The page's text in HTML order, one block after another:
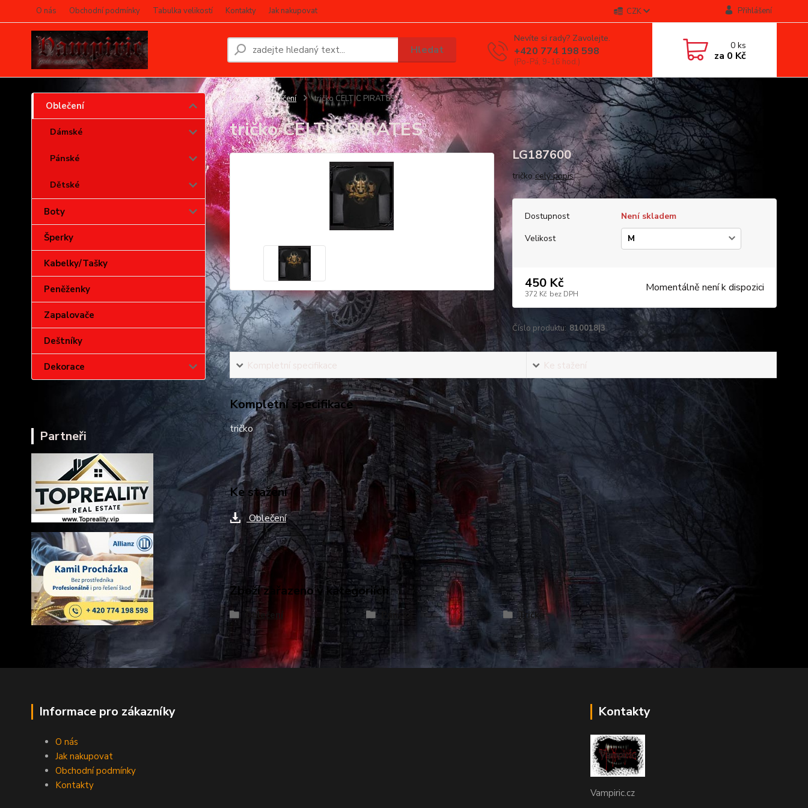
O nás Obchodní podmínky Tabulka velikostí Kontakty Jak nakupovat CZK Přihlášení
Hledat
Nevíte si rady? Zavolejte.
+420 774 198 598
(Po-Pá, 9-16 hod.)
0ks
za 0 Kč
Oblečení
Dámské
Pánské
Dětské
Boty
Šperky
Kabelky/Tašky
Peněženky
Zapalovače
Deštníky
Dekorace
Partneři
Úvod Oblečení tričko CELTIC PIRATES
tričko CELTIC PIRATES
LG187600
tričkocelý popis
Dostupnost
Není skladem
Velikost
450 Kč
372 Kč bez DPH Momentálně není k dispozici
Číslo produktu: 810018|3
Kompletní specifikace Ke stažení
Kompletní specifikace
tričko
Ke stažení
Oblečení
Zboží zařazeno v kategoriích
Oblečení Pánské Trička
Informace pro zákazníky
O nás
Jak nakupovat
Obchodní podmínky
Kontakty
Kontakty
Vampiric.cz